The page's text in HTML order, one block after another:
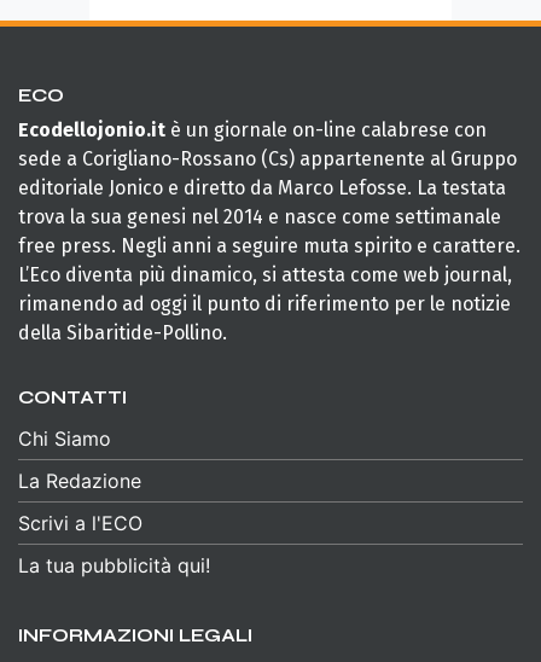
ECO
Ecodellojonio.it è un giornale on-line calabrese con
sede a Corigliano-Rossano (Cs) appartenente al Gruppo
editoriale Jonico e diretto da Marco Lefosse. La testata
trova la sua genesi nel 2014 e nasce come settimanale
free press. Negli anni a seguire muta spirito e carattere.
L’Eco diventa più dinamico, si attesta come web journal,
rimanendo ad oggi il punto di riferimento per le notizie
della Sibaritide-Pollino.
CONTATTI
Chi Siamo
La Redazione
Scrivi a l'ECO
La tua pubblicità qui!
INFORMAZIONI LEGALI